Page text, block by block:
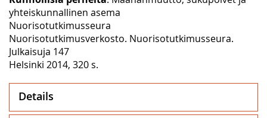
yhteiskunnallinen asema
Nuorisotutkimusseura
Nuorisotutkimusverkosto. Nuorisotutkimusseura.
Julkaisuja 147
Helsinki 2014, 320 s.
Details